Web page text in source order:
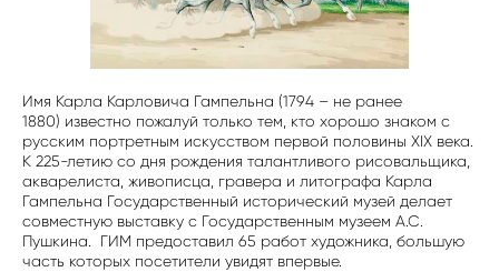
Имя Карла Карловича Гампельна (1794 – не ранее
1880) известно пожалуй только тем, кто хорошо знаком с
русским портретным искусством первой половины XIX века.
К 225-летию со дня рождения талантливого рисовальщика,
акварелиста, живописца, гравера и литографа Карла
Гампельна Государственный исторический музей делает
совместную выставку с Государственным музеем А.С.
Пушкина. ГИМ предоставил 65 работ художника, большую
часть которых посетители увидят впервые.